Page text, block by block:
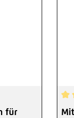
von 5 von 5
für